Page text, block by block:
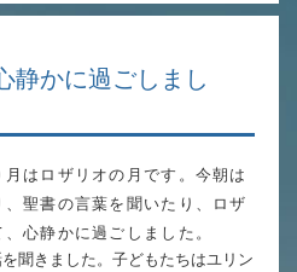
静かに過ごしまし
はロザリオの月です。今朝は
聖書の言葉を聞いたり、ロザ
心静かに過ごしました。
聞きました。子どもたちはユリン
進路指導
英語力の向上